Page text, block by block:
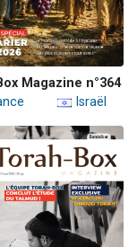
Magazine n°364
Israël